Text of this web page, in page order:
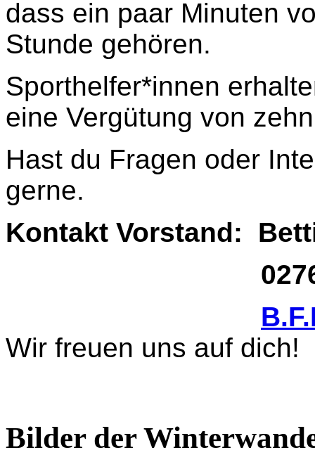
dass ein paar Minuten
Stunde gehören.
Sporthelfer*innen
eine Vergütung von
Hast du Fragen oder
gerne.
Kontakt Vorstand:
02761
Wir freuen uns auf dich!
Bilder der